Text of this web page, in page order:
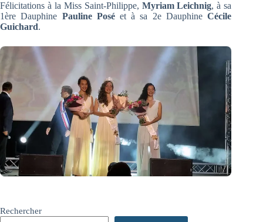
Félicitations à la Miss Saint-Philippe, Myriam Leichnig, à sa
1ère Dauphine Pauline Poséet à sa 2e DauphineCécile
Guichard.
Rechercher